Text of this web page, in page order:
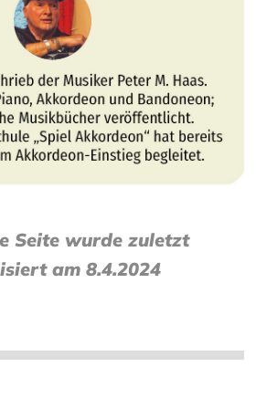
M.
Haas
Musiker
Akkordeon,
Bandoneon,
Harmonielehre
Seite wurde zuletzt
am 8.4.2024